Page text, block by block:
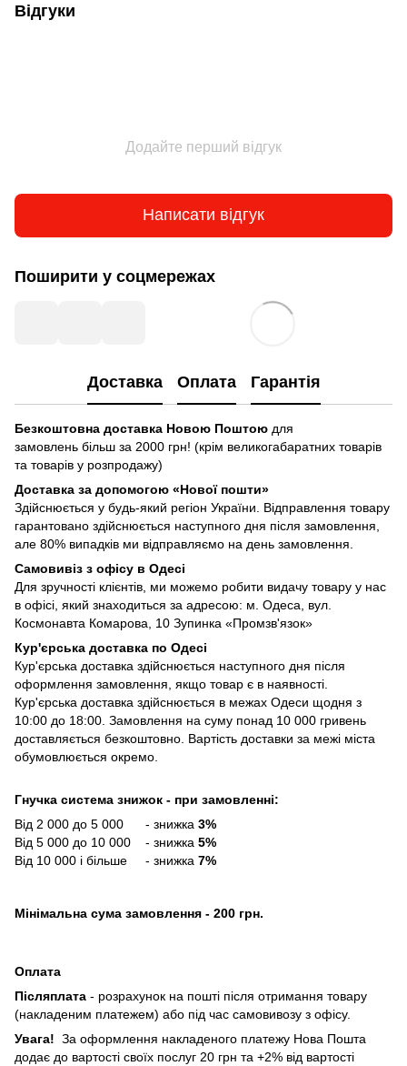
Відгуки
Додайте перший відгук
Написати відгук
Поширити у соцмережах
Доставка Оплата Гарантія
Безкоштовна доставка Новою Поштою для
замовлень більш за 2000 грн! (крім великогабаратних товарів
та товарів у розпродажу)
Доставка за допомогою «Нової пошти»
Здійснюється у будь-який регіон України. Відправлення товару
гарантовано здійснюється наступного дня після замовлення,
але 80% випадків ми відправляємо на день замовлення.
Самовивіз з офісу в Одесі
Для зручності клієнтів, ми можемо робити видачу товару у нас
в офісі, який знаходиться за адресою: м. Одеса, вул.
Космонавта Комарова, 10 Зупинка «Промзв'язок»
Кур'єрська доставка по Одесі
Кур'єрська доставка здійснюється наступного дня після
оформлення замовлення, якщо товар є в наявності.
Кур'єрська доставка здійснюється в межах Одеси щодня з
10:00 до 18:00. Замовлення на суму понад 10 000 гривень
доставляється безкоштовно. Вартість доставки за межі міста
обумовлюється окремо.
Гнучка система знижок - при замовленні:
Від 2 000 до 5 000 - знижка 3%
Від 5 000 до 10 000 - знижка 5%
Від 10 000 і більше - знижка 7%
Мінімальна сума замовлення - 200 грн.
Оплата
Післяплата - розрахунок на пошті після отримання товару
(накладеним платежем) або під час самовивозу з офісу.
Увага! За оформлення накладеного платежу Нова Пошта
додає до вартості своїх послуг 20 грн та +2% від вартості